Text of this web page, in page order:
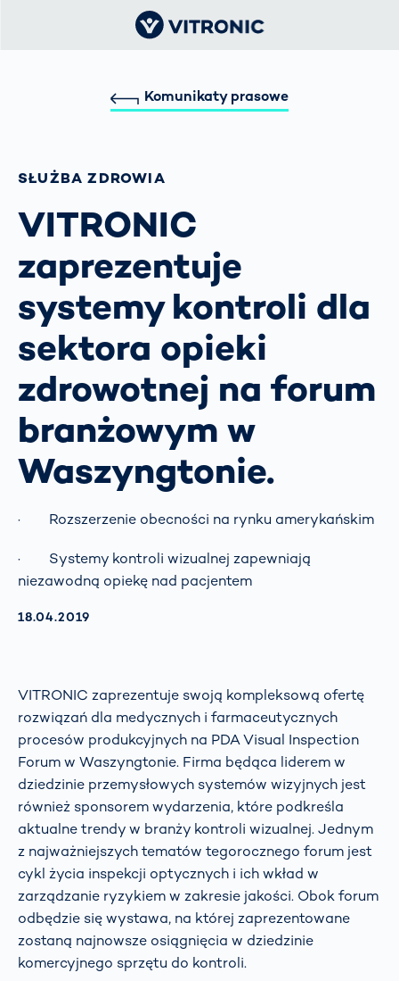
Komunikaty prasowe
SŁUŻBA ZDROWIA
VITRONIC
zaprezentuje
systemy kontroli dla
sektora opieki
zdrowotnej na forum
branżowym w
Waszyngtonie.
· Rozszerzenie obecności na rynku amerykańskim
· Systemy kontroli wizualnej zapewniają
niezawodną opiekę nad pacjentem
AKTUALISIERT AM:
18.04.2019
VITRONIC zaprezentuje swoją kompleksową ofertę
rozwiązań dla medycznych i farmaceutycznych
procesów produkcyjnych na PDA Visual Inspection
Forum w Waszyngtonie. Firma będąca liderem w
dziedzinie przemysłowych systemów wizyjnych jest
również sponsorem wydarzenia, które podkreśla
aktualne trendy w branży kontroli wizualnej. Jednym
z najważniejszych tematów tegorocznego forum jest
cykl życia inspekcji optycznych i ich wkład w
zarządzanie ryzykiem w zakresie jakości. Obok forum
odbędzie się wystawa, na której zaprezentowane
zostaną najnowsze osiągnięcia w dziedzinie
komercyjnego sprzętu do kontroli.